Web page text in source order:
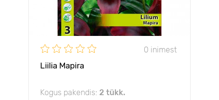
0 inimest
Liilia Mapira
Kogus pakendis: 2 tükk.